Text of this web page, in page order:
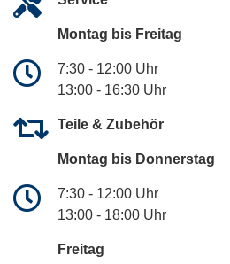
Montag bis Freitag
7:30 - 12:00 Uhr
13:00 - 16:30 Uhr
Teile & Zubehör
Montag bis Donnerstag
7:30 - 12:00 Uhr
13:00 - 18:00 Uhr
Freitag